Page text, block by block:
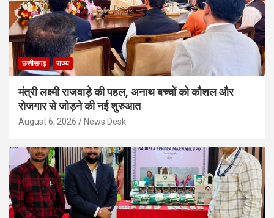
छत्तीसगढ़ राज्य
मंत्री लक्ष्मी राजवाड़े की पहल, अनाथ बच्चों को कौशल और
रोजगार से जोड़ने की नई शुरुआत
August 6, 2026 News Desk